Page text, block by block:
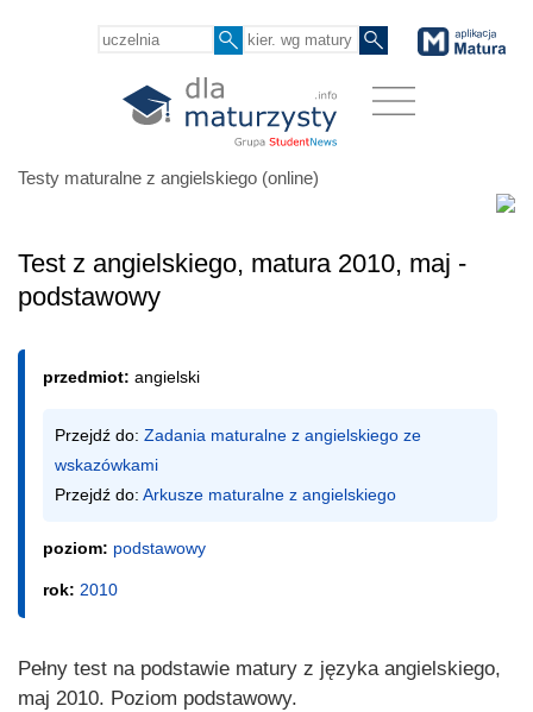
Testy maturalne z angielskiego (online)
Test z angielskiego, matura 2010, maj -
podstawowy
przedmiot: angielski
Przejdź do: Zadania maturalne z angielskiego ze
wskazówkami
Przejdź do: Arkusze maturalne z angielskiego
poziom: podstawowy
rok: 2010
Pełny test na podstawie matury z języka angielskiego,
maj 2010. Poziom podstawowy.